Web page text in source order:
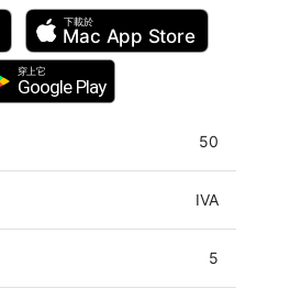
下載於
Mac App Store
穿上它
Google Play
50
IVA
5